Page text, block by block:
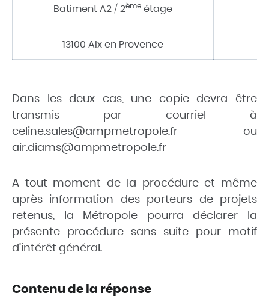
Batiment A2 / 2ème étage
13100 Aix en Provence
Dans les deux cas, une copie devra être
transmis par courriel à
celine.sales@ampmetropole.fr ou
air.diams@ampmetropole.fr
A tout moment de la procédure et même
après information des porteurs de projets
retenus, la Métropole pourra déclarer la
présente procédure sans suite pour motif
d’intérêt général.
Contenu de la réponse